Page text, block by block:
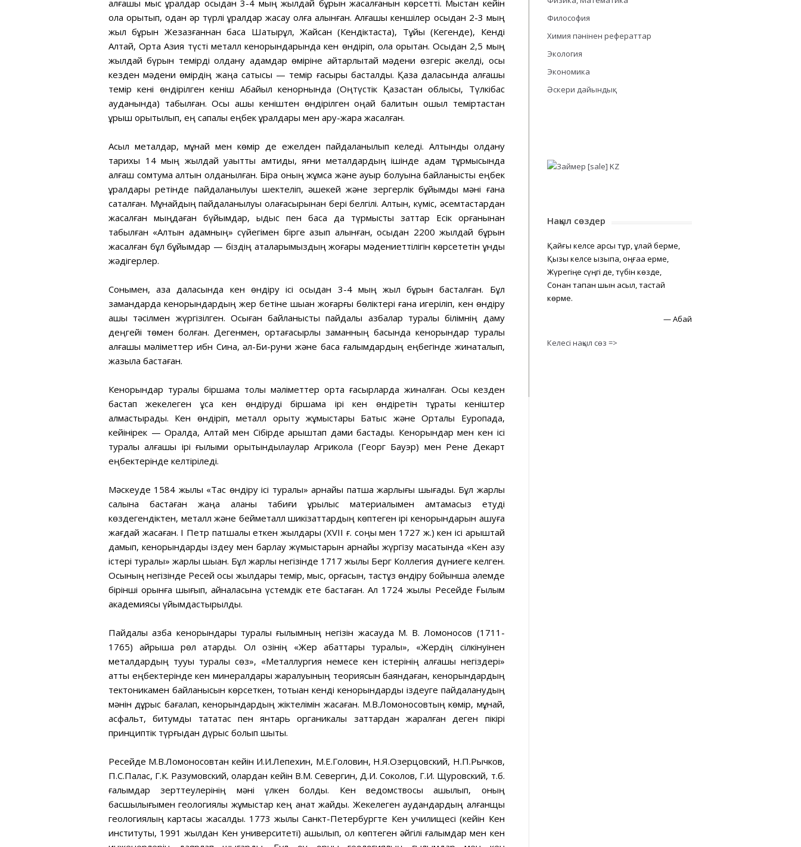
алғашқы мыс құралдар осыдан 3-4 мың жылдай бұрын жасалғанын көрсетті. Мыстан кейін
қола қорытып, одан әр түрлі құралдар жасау қолға алынған. Алғашқы кеншілер осыдан 2-3 мың
жыл бұрын Жезқазғаннан басқа Шатырқұл, Жайсан (Кендіктаста), Тұйық (Кегенде), Кенді
Алтай, Орта Азия түсті металл кенорындарында кен өндіріп, қола қорытқан. Осыдан 2,5 мың
жылдай бүрын темірді қолдану адамдар өміріне айтарлықтай мәдени өзгеріс әкелді, осы
кезден мәдени өмірдің жаңа сатысы — темір ғасыры басталды. Қазақ даласында алғашқы
темір кені өндірілген кеніш Абайыл кенорнында (Оңтүстік Қазақстан облысы, Түлкібас
ауданында) табылған. Осы ашық кеніштен өндірілген оңай балқитын қошқыл теміртастан
құрыш қорытылып, ең сапалы еңбек құралдары мен қару-жарақ жасалған.
Асыл металдар, мұнай мен көмір де ежелден пайдаланылып келеді. Алтынды қолдану
тарихы 14 мың жылдай уақытты қамтиды, яғни металдардың ішінде адам тұрмысында
алғаш сомтума алтын қолданылған. Бірақ оның жұмсақ және ауыр болуына байланысты еңбек
құралдары ретінде пайдаланылуы шектеліп, әшекей және зергерлік бұйымдық мәні ғана
сақталған. Мұнайдың пайдаланылуы қолағасырынан бері белгілі. Алтын, күміс, әсемтастардан
жасалған мыңдаған бүйымдар, ыдыс пен басқа да түрмыстық заттар Есік қорғанынан
табылған «Алтын адамның» сүйегімен бірге қазып алынған, осыдан 2200 жылдай бұрын
жасалған бұл бұйымдар — біздің аталарымыздың жоғары мәдениеттілігін көрсететін құнды
жәдігерлер.
Сонымен, қазақ даласында кен өндіру ісі осыдан 3-4 мың жыл бұрын басталған. Бұл
замандарда кенорындардың жер бетіне шыққан жоғарғы бөліктері ғана игеріліп, кен өндіру
ашық тәсілмен жүргізілген. Осыған байланысты пайдалы қазбалар туралы білімнің даму
деңгейі төмен болған. Дегенмен, ортағасырлық заманның басында кенорындар туралы
алғашқы мәліметтер ибн Сина, әл-Би-руни және басқа ғалымдардың еңбегінде жинақталып,
жазыла бастаған.
Кенорындар туралы біршама толық мәліметтер орта ғасырларда жиналған. Осы кезден
бастап жекелеген ұсақ кен өндіруді біршама ірі кен өндіретін тұрақты кеніштер
алмастырады. Кен өндіріп, металл қорыту жұмыстары Батыс және Орталық Еуропада,
кейінірек — Оралда, Алтай мен Сібірде қарыштап дами бастады. Кенорындар мен кен ісі
туралы алғашқы ірі ғылыми қорытындылаулар Агрикола (Георг Бауэр) мен Рене Декарт
еңбектерінде келтіріледі.
Мәскеуде 1584 жылы «Тас өндіру ісі туралы» арнайы патша жарлығы шығады. Бұл жарлық
салына бастаған жаңа қаланы табиғи құрылыс материалымен қамтамасыз етуді
көздегендіктен, металл және бейметалл шикізаттардың көптеген ірі кенорындарын ашуға
жағдай жасаған. I Петр патшалық еткен жылдары (XVII ғ. соңы мен 1727 ж.) кен ісі қарыштай
дамып, кенорындарды іздеу мен барлау жүмыстарын арнайы жүргізу мақсатында «Кен қазу
істері туралы» жарлық шыққан. Бұл жарлық негізінде 1717 жылы Берг Коллегия дүниеге келген.
Осының негізінде Ресей осы жылдары темір, мыс, қорғасын, тастұз өндіру бойынша әлемде
бірінші орынға шығып, айналасына үстемдік ете бастаған. Ал 1724 жылы Ресейде Ғылым
академиясы үйымдастырылды.
Пайдалы қазба кенорындары туралы ғылымның негізін жасауда М. В. Ломоносов (1711-
1765) айрықша рөл атқарды. Ол озінің «Жер қабаттары туралы», «Жердің сілкінуінен
металдардың тууы туралы сөз», «Металлургия немесе кен істерінің алғашқы негіздері»
атты еңбектерінде кен минералдары жаралуының теориясын баяндаған, кенорындардың
тектоникамен байланысын көрсеткен, тотыққан кенді кенорындарды іздеуге пайдаланудың
мәнін дұрыс бағалап, кенорындардың жіктелімін жасаған. М.В.Ломоносовтың көмір, мұнай,
асфальт, битумды тақтатас пен янтарь органикалық заттардан жаралған деген пікірі
принциптік түрғыдан дүрыс болып шықты.
Ресейде М.В.Ломоносовтан кейін И.И.Лепехин, М.Е.Головин, Н.Я.Озерцовский, Н.П.Рычков,
П.С.Палас, Г.К. Разумовский, олардан кейін В.М. Севергин, Д.И. Соколов, Г.И. Щуровский, т.б.
ғалымдар зерттеулерінің мәні үлкен болды. Кен ведомствосы ашылып, оның
басшылығымен геологиялық жұмыстар кең қанат жайды. Жекелеген аудандардың алғанщы
геологиялың картасы жасалды. 1773 жылы Санкт-Петербургте Кен училищесі (кейін Кен
институты, 1991 жылдан Кен университеті) ашылып, ол көптеген әйгілі ғалымдар мен кен
Философия
Химия пәнінен рефераттар
Экология
Экономика
Әскери дайындық
Нақыл сөздер
Қайғы келсе қарсы тұр, құлай берме,
Қызық келсе қызықпа, оңғаққа ерме,
Жүрегіңе сүңгі де, түбін көзде,
Сонан тапқан шын асыл, тастай
көрме.
—Абай
Келесі нақыл сөз =>